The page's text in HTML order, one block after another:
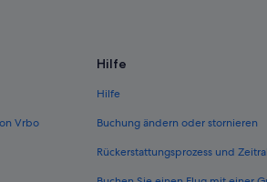
(VIE)
(VIE)
Vrbo
Hilfe
Hilfe
Buchung ändern oder stornieren
Rückerstattungsprozess und